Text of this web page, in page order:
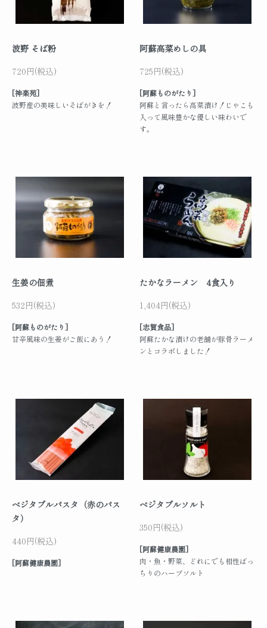
波野 そば粉
720円(税込)
[神楽苑]
波野産の美味しいそばがきを！
阿蘇高菜めしの具
725円(税込)
[阿蘇ものがたり]
阿蘇と言ったら高菜漬け！じゃこも
入って風味豊かな優しい味わいで
す。
生姜の佃煮
532円(税込)
[阿蘇ものがたり]
甘辛風味の生姜がご飯にあう！
たかなラーメン 4食入り
1,404円(税込)
[志賀食品]
阿蘇たかな漬けの老舗が豚骨ラーメ
ンとコラボしました！
ベジタブルパスタ（赤のパス
タ）
440円(税込)
[阿蘇健康農園]
ベジタブルソルト
350円(税込)
[阿蘇健康農園]
肉・魚・野菜、どれにでも相性ばっ
ちりのハーブソルト